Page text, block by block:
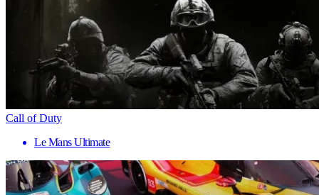
Call of Duty
Le Mans Ultimate